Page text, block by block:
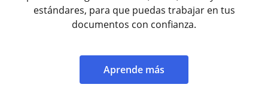
estándares, para que puedas trabajar en tus
documentos con confianza.
Aprende más